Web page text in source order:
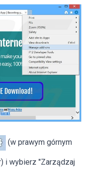
(w prawym górnym
i wybierz "Zarządzaj